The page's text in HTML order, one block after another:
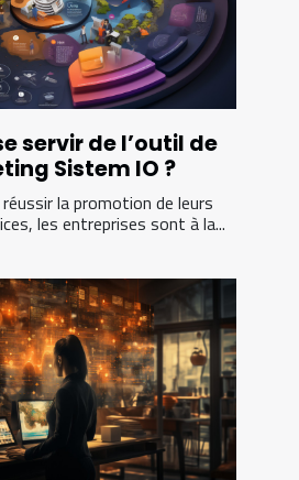
servir de l’outil de
Sistem IO ?
la promotion de leurs
les entreprises sont à la...